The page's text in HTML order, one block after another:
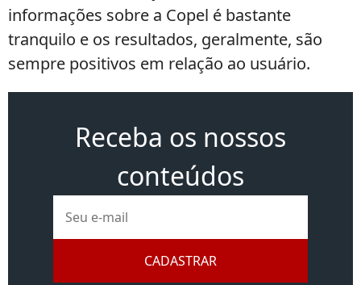
informações sobre a Copel é bastante
tranquilo e os resultados, geralmente, são
sempre positivos em relação ao usuário.
Receba os nossos
conteúdos
mail
CADASTRAR